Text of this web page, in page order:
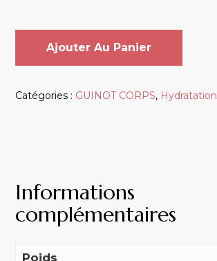
Ajouter Au Panier
Catégories : GUINOT CORPS, Hydratation
Informations
complémentaires
Poids